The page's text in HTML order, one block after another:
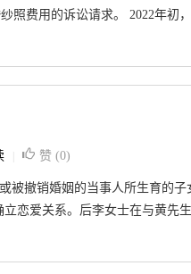
照费用的诉讼请求。 2022年初
赞 (0)
被撤销婚姻的当事人所生育的
恋爱关系。后李女士在与黄先